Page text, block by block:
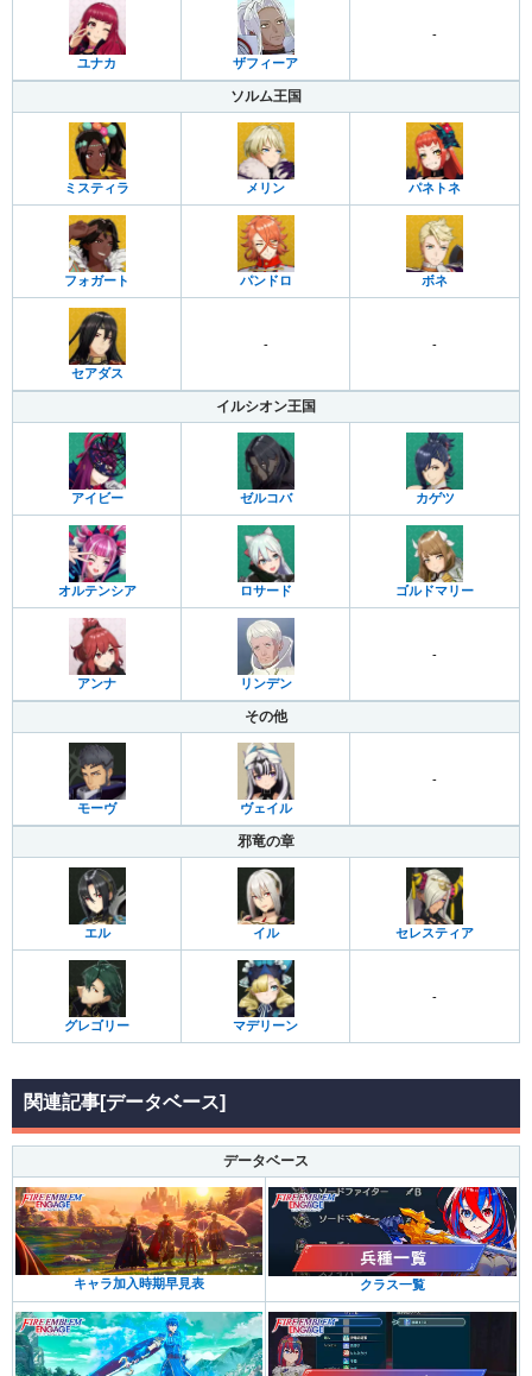
ユナカ ザフィーア
-
ソルム王国
ミスティラ メリン パネトネ
フォガート パンドロ ボネ
セアダス
- -
イルシオン王国
アイビー ゼルコバ カゲツ
オルテンシア ロサード ゴルドマリー
アンナ リンデン
-
その他
モーヴ ヴェイル
-
邪竜の章
エル イル セレスティア
グレゴリー マデリーン
-
関連記事[データベース]
データベース
キャラ加入時期早見表 クラス一覧